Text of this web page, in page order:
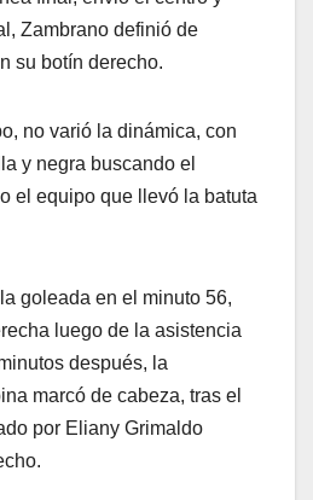
Zambrano definió de
su botín derecho.
no varió la dinámica, con
y negra buscando el
el equipo que llevó la batuta
goleada en el minuto 56,
luego de la asistencia
después, la
marcó de cabeza, tras el
por Eliany Grimaldo